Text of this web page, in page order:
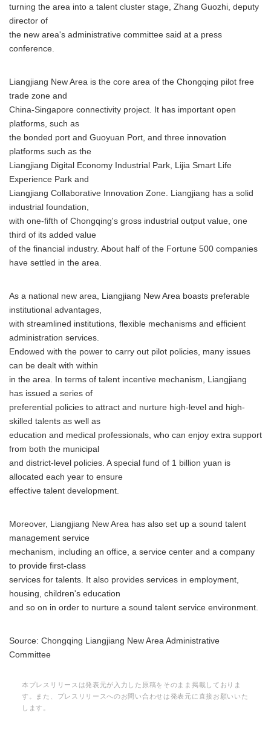
turning the area into a talent cluster stage, Zhang Guozhi, deputy
director of
the new area's administrative committee said at a press
conference.
Liangjiang New Area is the core area of the Chongqing pilot free
trade zone and
China-Singapore connectivity project. It has important open
platforms, such as
the bonded port and Guoyuan Port, and three innovation
platforms such as the
Liangjiang Digital Economy Industrial Park, Lijia Smart Life
Experience Park and
Liangjiang Collaborative Innovation Zone. Liangjiang has a solid
industrial foundation,
with one-fifth of Chongqing's gross industrial output value, one
third of its added value
of the financial industry. About half of the Fortune 500 companies
have settled in the area.
As a national new area, Liangjiang New Area boasts preferable
institutional advantages,
with streamlined institutions, flexible mechanisms and efficient
administration services.
Endowed with the power to carry out pilot policies, many issues
can be dealt with within
in the area. In terms of talent incentive mechanism, Liangjiang
has issued a series of
preferential policies to attract and nurture high-level and high-
skilled talents as well as
education and medical professionals, who can enjoy extra support
from both the municipal
and district-level policies. A special fund of 1 billion yuan is
allocated each year to ensure
effective talent development.
Moreover, Liangjiang New Area has also set up a sound talent
management service
mechanism, including an office, a service center and a company
to provide first-class
services for talents. It also provides services in employment,
housing, children's education
and so on in order to nurture a sound talent service environment.
Source: Chongqing Liangjiang New Area Administrative
Committee
本プレスリリースは発表元が入力した原稿をそのまま掲載しておりま
す。また、プレスリリースへのお問い合わせは発表元に直接お願いいた
します。